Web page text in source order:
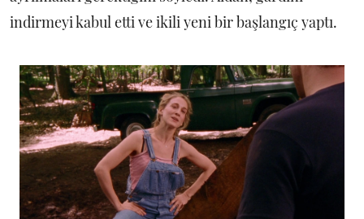
indirmeyi kabul etti ve ikili yeni bir başlangıç yaptı.